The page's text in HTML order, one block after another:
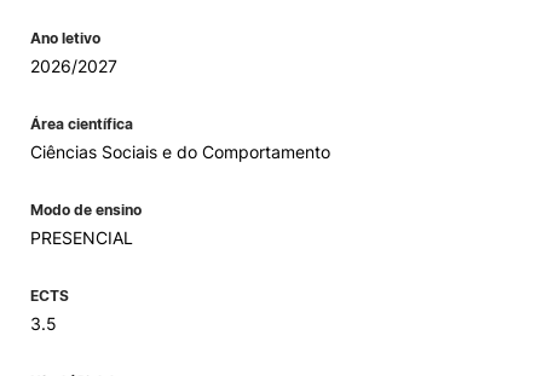
Ano letivo
2026/2027
Área científica
Ciências Sociais e do Comportamento
Modo de ensino
PRESENCIAL
ECTS
3.5